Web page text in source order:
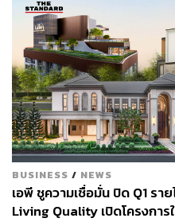
ABOUT
THE
กองบรรณ
BUSINESS / NEWS
เอพี ชูความเชื่อมั่น ปิด Q1 รา
Living Quality เปิดโครงการ